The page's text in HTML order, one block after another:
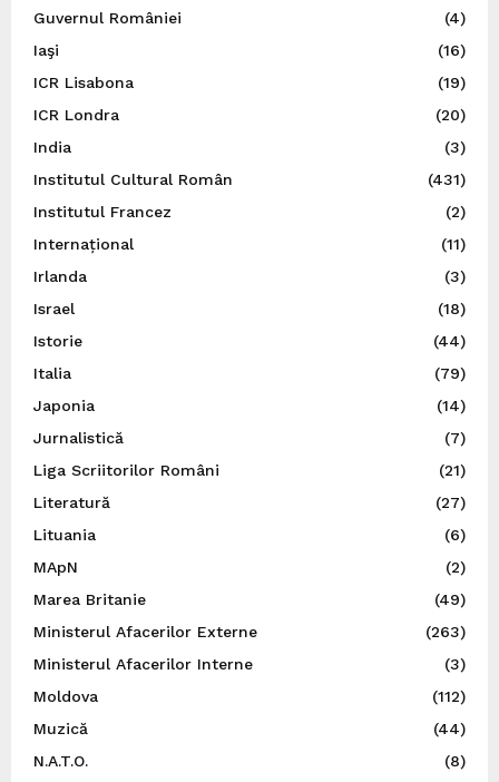
Guvernul României
(4)
Iaşi
(16)
ICR Lisabona
(19)
ICR Londra
(20)
India
(3)
Institutul Cultural Român
(431)
Institutul Francez
(2)
Internațional
(11)
Irlanda
(3)
Israel
(18)
Istorie
(44)
Italia
(79)
Japonia
(14)
Jurnalistică
(7)
Liga Scriitorilor Români
(21)
Literatură
(27)
Lituania
(6)
MApN
(2)
Marea Britanie
(49)
Ministerul Afacerilor Externe
(263)
Ministerul Afacerilor Interne
(3)
Moldova
(112)
Muzică
(44)
N.A.T.O.
(8)